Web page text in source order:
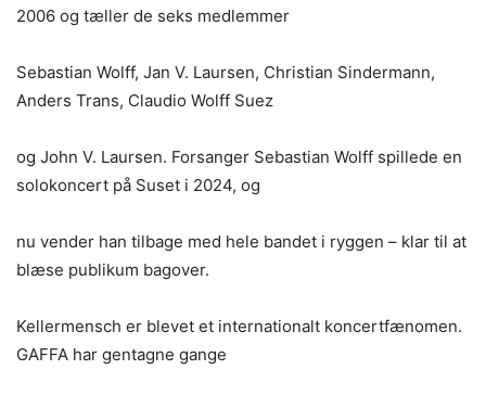
2006 og tæller de seks medlemmer
Sebastian Wolff, Jan V. Laursen, Christian Sindermann,
Anders Trans, Claudio Wolff Suez
og John V. Laursen. Forsanger Sebastian Wolff spillede en
solokoncert på Suset i 2024, og
nu vender han tilbage med hele bandet i ryggen – klar til at
blæse publikum bagover.
Kellermensch er blevet et internationalt koncertfænomen.
GAFFA har gentagne gange